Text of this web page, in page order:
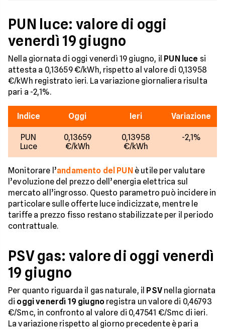
PUN luce: valore di oggi
venerdì 19 giugno
Nella giornata di oggi venerdì 19 giugno, il PUN luce si
attesta a 0,13659 €/kWh, rispetto al valore di 0,13958
€/kWh registrato ieri. La variazione giornaliera risulta
pari a -2,1%.
Indice Oggi Ieri Variazione
PUN
Luce
0,13659
€/kWh
0,13958
€/kWh
-2,1%
Monitorare l’andamento del PUNè utile per valutare
l’evoluzione del prezzo dell’energia elettrica sul
mercato all’ingrosso. Questo parametro può incidere in
particolare sulle offerte luce indicizzate, mentre le
tariffe a prezzo fisso restano stabilizzate per il periodo
contrattuale.
PSV gas: valore di oggi venerdì
19 giugno
Per quanto riguarda il gas naturale, il PSVnella giornata
di oggi venerdì 19 giugno registra un valore di 0,46793
€/Smc, in confronto al valore di 0,47541 €/Smc di ieri.
La variazione rispetto al giorno precedente è pari a